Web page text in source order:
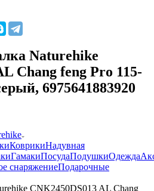
Naturehike
Chang feng Pro 115-
6975641883920
КоврикиНадувная
ГамакиПосудаПодушкиОдежда
снаряжениеПодарочные
CNK2450DS013 AL Chang